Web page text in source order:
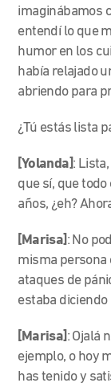
imaginábamos
entendí lo que
humor en los
había relajado
abriendo para
¿Tú estás lista
[Yolanda]:
que sí, que
años, ¿eh?
[Marisa] : No
misma persona
ataques de
estaba
[Marisa] : Ojalá
ejemplo, o hoy
has tenido y